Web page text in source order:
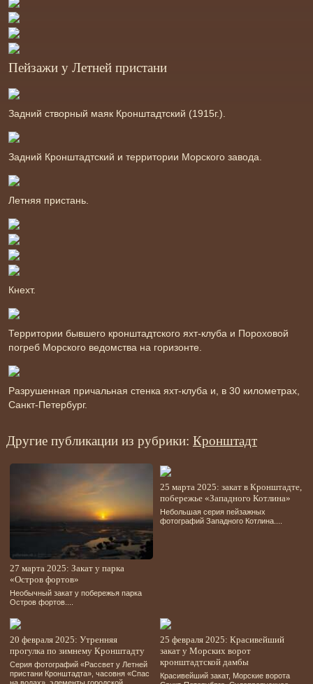
Пейзажи у Летней пристани
Задний створный маяк Кронштадтский (1915г.).
Задний Кронштадтский и территории Морского завода.
Летняя пристань.
Кнехт.
Территории бывшего кронштадтского яхт-клуба и Пороховой
погреб Морского ведомства на горизонте.
Разрушенная причальная стенка яхт-клуба и, в 30 километрах,
Санкт-Петербург.
Другие публикации из рубрики: Кронштадт
27 марта 2025: Закат у парка
«Остров фортов»
Необычный закат у побережья парка
Остров фортов....
25 марта 2025: закат в Кронштадте,
побережье «Западного Котлина»
Небольшая серия пейзажных
фотографий Западного Котлина....
20 февраля 2025: Утренняя
прогулка по зимнему Кронштадту
Серия фотографий «Рассвет у Летней
пристани Кронштадта», часовня «Спас
25 февраля 2025: Красивейший
закат у Морских ворот
кронштадтской дамбы
Красивейший закат, Морские ворота